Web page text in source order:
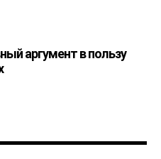
аргумент в пользу